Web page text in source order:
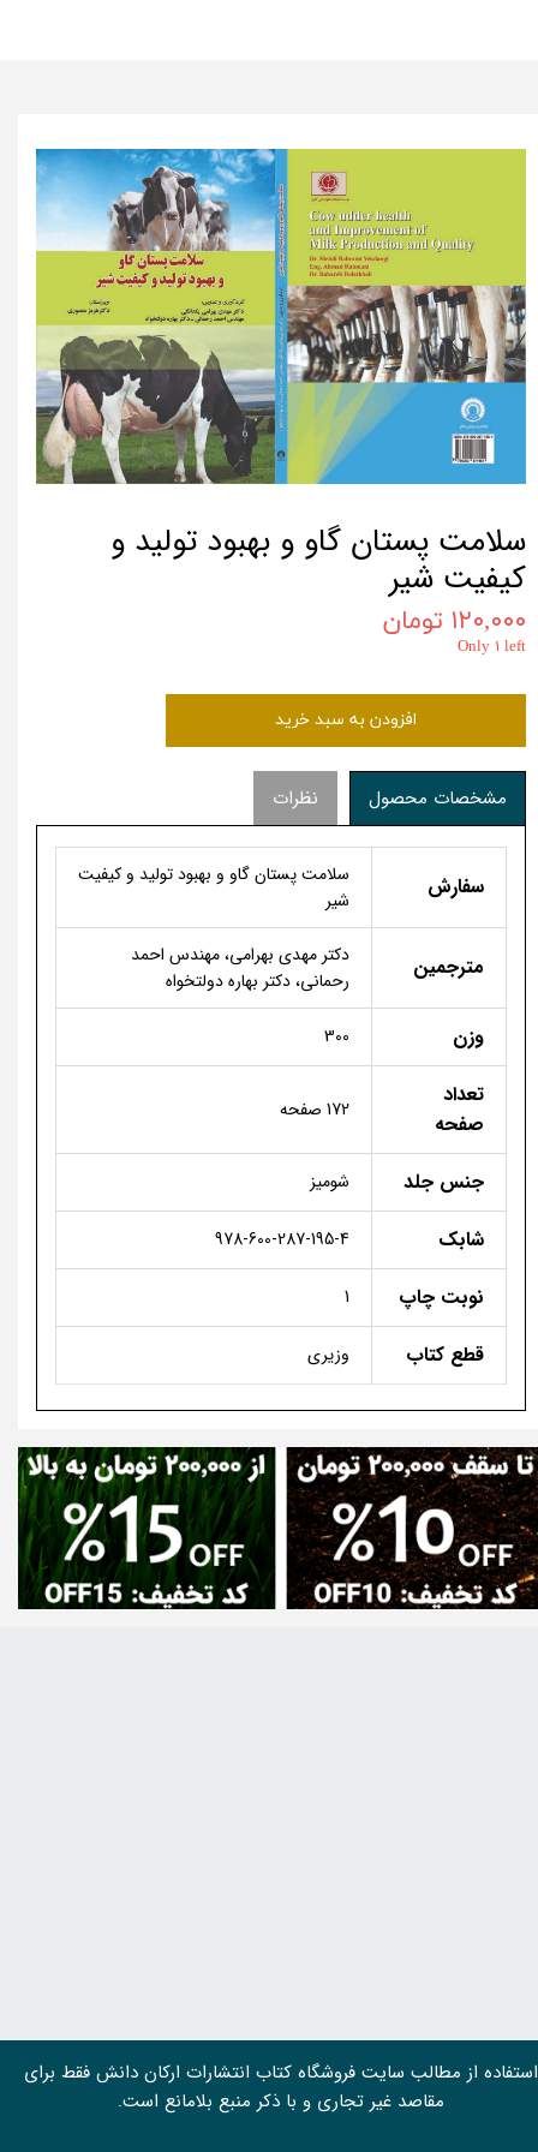
سلامت پستان گاو و بهبود تولید و
کیفیت شیر
۱۲۰,۰۰۰ تومان
Only ۱ left
افزودن به سبد خرید
مشخصات محصول نظرات
سفارش
سلامت پستان گاو و بهبود تولید و کیفیت
شیر
مترجمین
دکتر مهدی بهرامی، مهندس احمد
رحمانی، دکتر بهاره دولتخواه
وزن 300
تعداد
صفحه
172 صفحه
جنس جلد شومیز
شابک 978-600-287-195-4
نوبت چاپ 1
قطع کتاب وزیری
استفاده از مطالب سايت فروشگاه کتاب انتشارات ارکان دانش فقط برای
مقاصد غیر تجاری و با ذکر منبع بلامانع است.